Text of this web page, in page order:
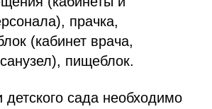
прачка,
(кабинет врача,
пищеблок.
детского сада необходимо